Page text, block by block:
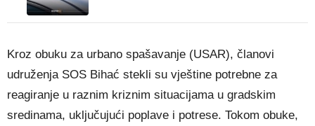
Kroz obuku za urbano spašavanje (USAR), članovi
udruženja SOS Bihać stekli su vještine potrebne za
reagiranje u raznim kriznim situacijama u gradskim
sredinama, uključujući poplave i potrese. Tokom obuke,